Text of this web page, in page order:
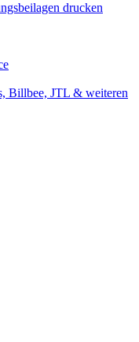
drucken
Billbee, JTL & weiteren